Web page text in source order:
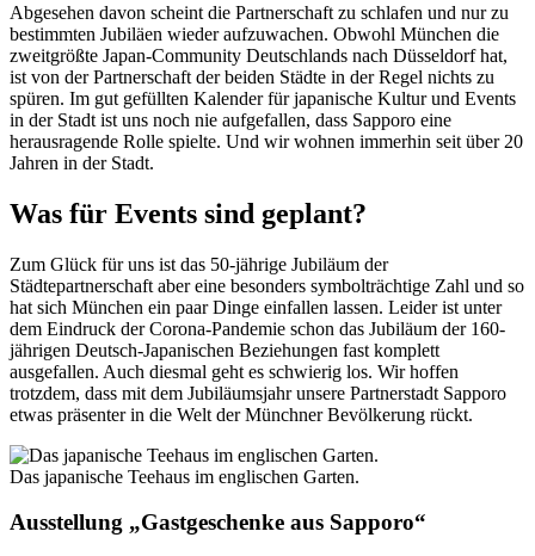
Abgesehen davon scheint die Partnerschaft zu schlafen und nur zu
bestimmten Jubiläen wieder aufzuwachen. Obwohl München die
zweitgrößte Japan-Community Deutschlands nach Düsseldorf hat,
ist von der Partnerschaft der beiden Städte in der Regel nichts zu
spüren. Im gut gefüllten Kalender für japanische Kultur und Events
in der Stadt ist uns noch nie aufgefallen, dass Sapporo eine
herausragende Rolle spielte. Und wir wohnen immerhin seit über 20
Jahren in der Stadt.
Was für Events sind geplant?
Zum Glück für uns ist das 50-jährige Jubiläum der
Städtepartnerschaft aber eine besonders symbolträchtige Zahl und so
hat sich München ein paar Dinge einfallen lassen. Leider ist unter
dem Eindruck der Corona-Pandemie schon das Jubiläum der 160-
jährigen Deutsch-Japanischen Beziehungen fast komplett
ausgefallen. Auch diesmal geht es schwierig los. Wir hoffen
trotzdem, dass mit dem Jubiläumsjahr unsere Partnerstadt Sapporo
etwas präsenter in die Welt der Münchner Bevölkerung rückt.
Das japanische Teehaus im englischen Garten.
Ausstellung „Gastgeschenke aus Sapporo“